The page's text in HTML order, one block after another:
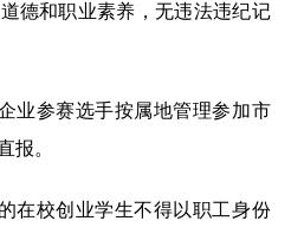
德和职业素养，无违法违纪记
业参赛选手按属地管理参加市
报。
在校创业学生不得以职工身份